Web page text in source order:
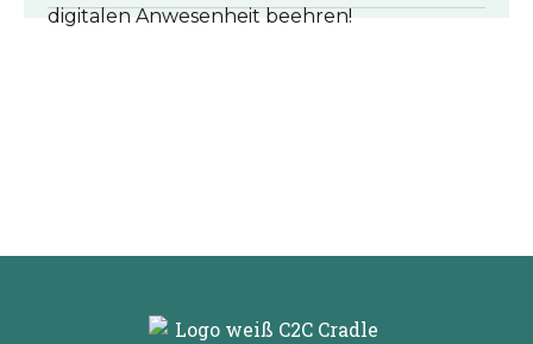
digitalen Anwesenheit beehren!